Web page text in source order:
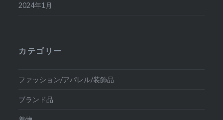
2024年1月
カテゴリー
ファッション/アパレル/装飾品
ブランド品